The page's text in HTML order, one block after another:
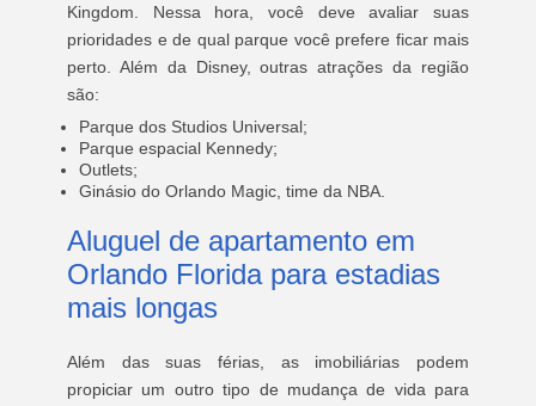
Kingdom. Nessa hora, você deve avaliar suas
prioridades e de qual parque você prefere ficar mais
perto. Além da Disney, outras atrações da região
são:
Parque dos Studios Universal;
Parque espacial Kennedy;
Outlets;
Ginásio do Orlando Magic, time da NBA.
Aluguel de apartamento em
Orlando Florida para estadias
mais longas
Além das suas férias, as imobiliárias podem
propiciar um outro tipo de mudança de vida para